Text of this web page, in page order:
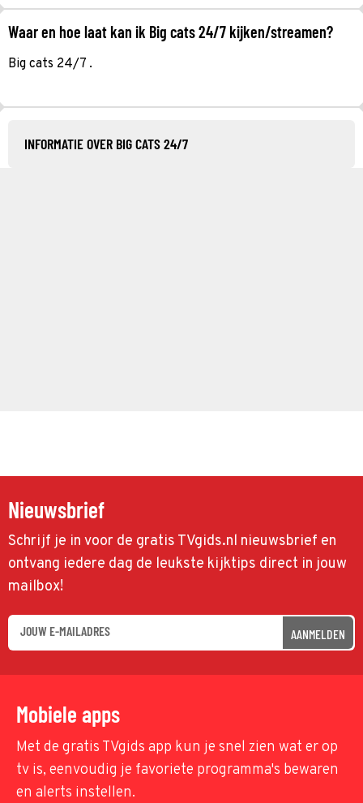
Waar en hoe laat kan ik Big cats 24/7 kijken/streamen?
Big cats 24/7 .
INFORMATIE OVER BIG CATS 24/7
Nieuwsbrief
Schrijf je in voor de gratis TVgids.nl nieuwsbrief en
ontvang iedere dag de leukste kijktips direct in jouw
mailbox!
AANMELDEN
Mobiele apps
Met de gratis TVgids app kun je snel zien wat er op
tv is, eenvoudig je favoriete programma's bewaren
en alerts instellen.